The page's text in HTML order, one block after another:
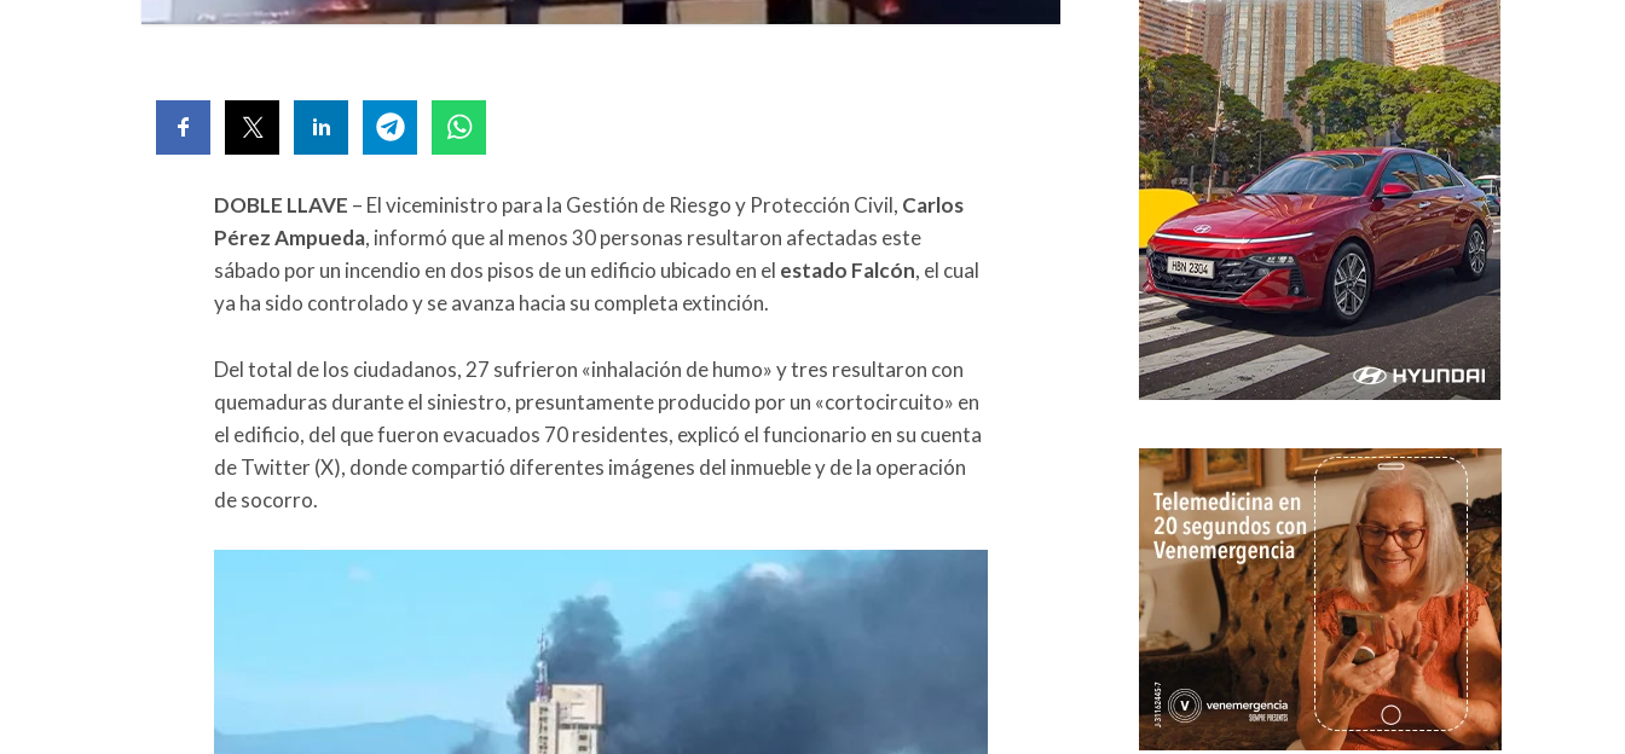
DOBLE LLAVE – El viceministro para la Gestión de Riesgo y Protección Civil, Carlos
Pérez Ampueda, informó que al menos 30 personas resultaron afectadas este
sábado por un incendio en dos pisos de un edificio ubicado en el estado Falcón, el cual
ya ha sido controlado y se avanza hacia su completa extinción.
Del total de los ciudadanos, 27 sufrieron «inhalación de humo» y tres resultaron con
quemaduras durante el siniestro, presuntamente producido por un «cortocircuito» en
el edificio, del que fueron evacuados 70 residentes, explicó el funcionario en su cuenta
de Twitter (X), donde compartió diferentes imágenes del inmueble y de la operación
de socorro.